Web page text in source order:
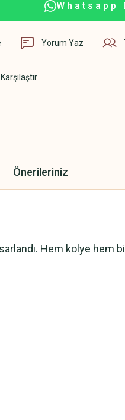
Whatsapp
Yorum Yaz
Karşılaştır
Önerileriniz
Hem kolye